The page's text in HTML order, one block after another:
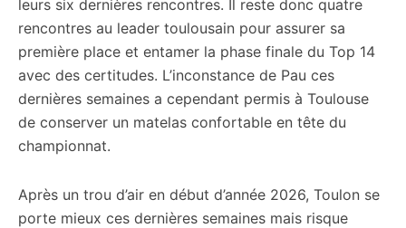
leurs six dernières rencontres. Il reste donc quatre
rencontres au leader toulousain pour assurer sa
première place et entamer la phase finale du Top 14
avec des certitudes. L’inconstance de Pau ces
dernières semaines a cependant permis à Toulouse
de conserver un matelas confortable en tête du
championnat.
Après un trou d’air en début d’année 2026, Toulon se
porte mieux ces dernières semaines mais risque